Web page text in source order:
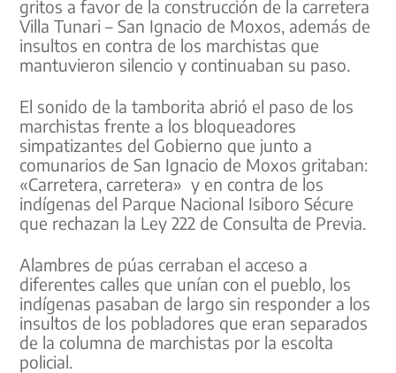
gritos a favor de la construcción de la carretera
Villa Tunari – San Ignacio de Moxos, además de
insultos en contra de los marchistas que
mantuvieron silencio y continuaban su paso.
El sonido de la tamborita abrió el paso de los
marchistas frente a los bloqueadores
simpatizantes del Gobierno que junto a
comunarios de San Ignacio de Moxos gritaban:
«Carretera, carretera» y en contra de los
indígenas del Parque Nacional Isiboro Sécure
que rechazan la Ley 222 de Consulta de Previa.
Alambres de púas cerraban el acceso a
diferentes calles que unían con el pueblo, los
indígenas pasaban de largo sin responder a los
insultos de los pobladores que eran separados
de la columna de marchistas por la escolta
policial.